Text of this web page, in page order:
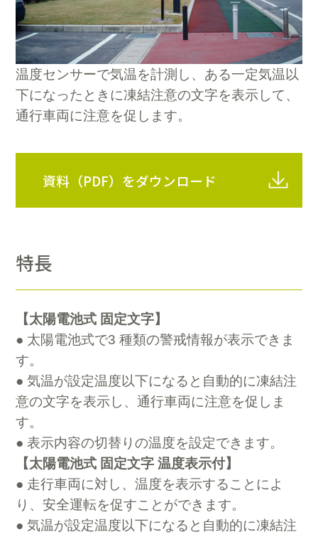
温度センサーで気温を計測し、ある一定気温以
下になったときに凍結注意の文字を表示して、
通行車両に注意を促します。
資料（PDF）をダウンロード
特長
【太陽電池式 固定文字】
● 太陽電池式で3 種類の警戒情報が表示できま
す。
● 気温が設定温度以下になると自動的に凍結注
意の文字を表示し、通行車両に注意を促しま
す。
● 表示内容の切替りの温度を設定できます。
【太陽電池式 固定文字 温度表示付】
● 走行車両に対し、温度を表示することによ
り、安全運転を促すことができます。
● 気温が設定温度以下になると自動的に凍結注